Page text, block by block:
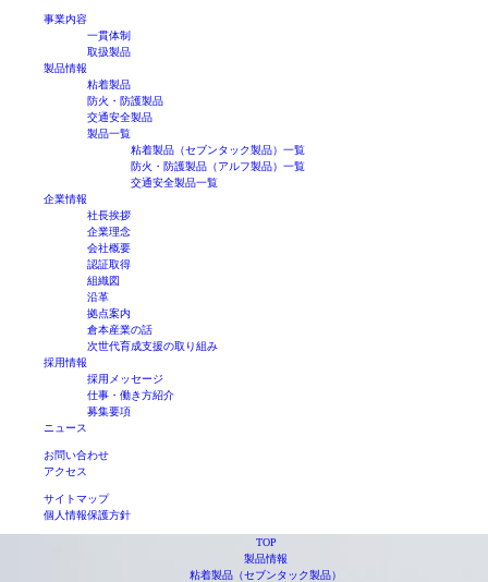
事業内容
一貫体制
取扱製品
製品情報
粘着製品
防火・防護製品
交通安全製品
製品一覧
粘着製品（セブンタック製品）一覧
防火・防護製品（アルフ製品）一覧
交通安全製品一覧
企業情報
社長挨拶
企業理念
会社概要
認証取得
組織図
沿革
拠点案内
倉本産業の話
次世代育成支援の取り組み
採用情報
採用メッセージ
仕事・働き方紹介
募集要項
ニュース
お問い合わせ
アクセス
サイトマップ
個人情報保護方針
TOP
製品情報
粘着製品（セブンタック製品）